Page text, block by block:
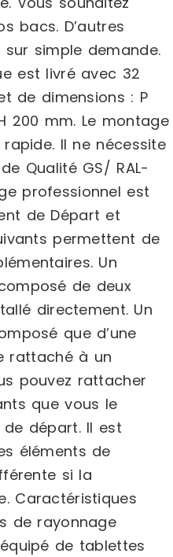
bacs. D’autres
simple demande.
est livré avec 32
de dimensions : P
200 mm. Le montage
Il ne nécessite
Qualité GS/ RAL-
professionnel est
de Départ et
permettent de
Un
de deux
directement. Un
que d’une
rattaché à un
pouvez rattacher
que vous le
départ. Il est
éléments de
si la
Caractéristiques
de rayonnage
de tablettes